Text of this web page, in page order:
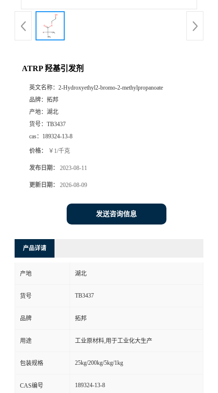
ATRP 羟基引发剂
英文名称： 2-Hydroxyethyl2-bromo-2-methylpropanoate
品牌： 拓邦
产地： 湖北
货号： TB3437
cas： 189324-13-8
价格： ￥1/千克
发布日期： 2023-08-11
更新日期： 2026-08-09
发送咨询信息
产品详请
产地 湖北
货号 TB3437
品牌 拓邦
用途 工业原材料,用于工业化大生产
包装规格 25kg/200kg/5kg/1kg
CAS编号 189324-13-8